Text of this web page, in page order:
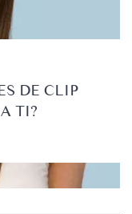
DE CLIP
TI?